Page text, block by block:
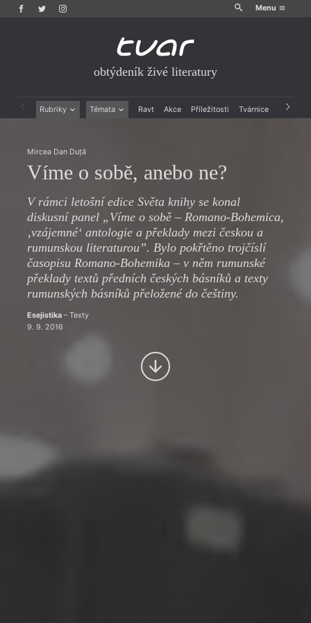
Menu
obtýdeník živé literatury
Rubriky Témata Ravt Akce Příležitosti Tvárnice Archiv
Recenze a reflexe
Rozhovory
Mauzoleum
Divadlo
Dokument
Výroční ceny
Mircea Dan Duță
Víme o sobě, anebo ne?
V rámci letošní edice Světa knihy se konal
diskusní panel „Víme o sobě – Romano-Bohemica,
‚vzájemné‘ antologie a překlady mezi českou a
rumunskou literaturou”. Bylo pokřtěno trojčíslí
časopisu Romano-Bohemika – v něm rumunské
překlady textů předních českých básníků a texty
rumunských básníků přeložené do češtiny.
Esejistika– Texty
9. 9. 2016